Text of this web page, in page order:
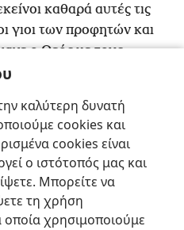
καλύτερη δυνατή
cookies και
cookies είναι
ο ιστότοπός μας και
Μπορείτε να
τη χρήση
χρησιμοποιούμε
καθαρά αυτές τις
γιοι των προφητών και
ο Θεός με τους
στον Αβραάμ: “Και
Ο Θεός, αφού ανέστησε
πρώτα σε εσάς+
τον καθέναν σας